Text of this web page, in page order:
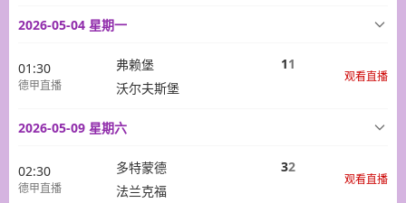
2026-05-04 星期一
01:30
德甲直播
弗赖堡
沃尔夫斯堡
11
观看直播
2026-05-09 星期六
02:30
德甲直播
多特蒙德
法兰克福
32
观看直播